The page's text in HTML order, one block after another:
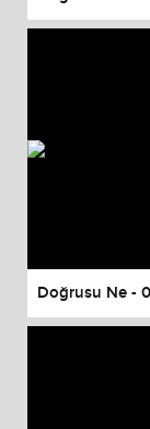
Doğrusu Ne -